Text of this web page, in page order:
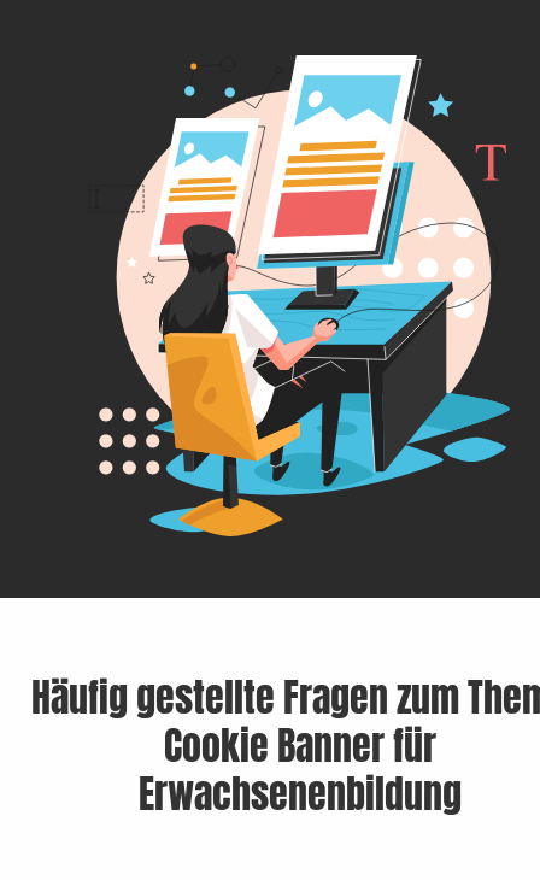
Häufig gestellte Fragen zum
Cookie Banner für
Erwachsenenbildung